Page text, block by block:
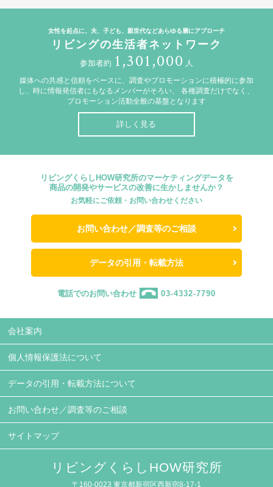
女性を起点に、夫、子ども、親世代などあらゆる層にアプローチ
リビングの生活者ネットワーク
参加者約 1,301,000 人
媒体への共感と信頼をベースに、調査やプロモーションに積極的に参加
し、時に情報発信者にもなるメンバーがそろい、
各種調査だけでなく、
プロモーション活動全般の基盤となります
詳しく見る
リビングくらしHOW研究所のマーケティングデータを
商品の開発やサービスの改善に生かしませんか？
お気軽にご依頼・お問い合わせください
お問い合わせ／調査等のご相談
データの引用・転載方法
電話でのお問い合わせ 03-4332-7790
会社案内
個人情報保護法について
データの引用・転載方法について
お問い合わせ／調査等のご相談
サイトマップ
リビングくらしHOW研究所
〒160-0023 東京都新宿区西新宿8-17-1